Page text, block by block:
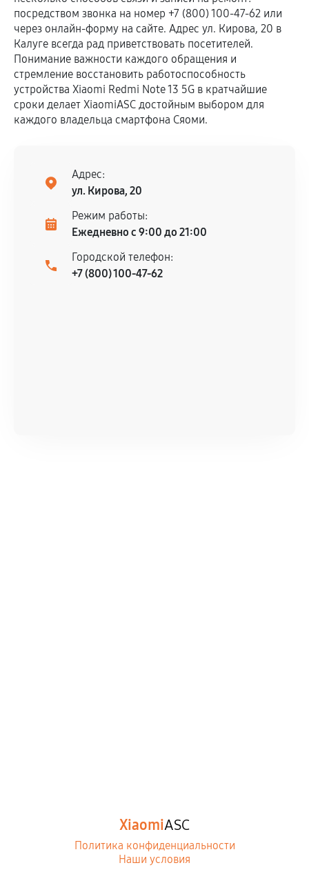
посредством звонка на номер +7 (800) 100-47-62 или
через онлайн-форму на сайте. Адрес ул. Кирова, 20 в
Калуге всегда рад приветствовать посетителей.
Понимание важности каждого обращения и
стремление восстановить работоспособность
устройства Xiaomi Redmi Note 13 5G в кратчайшие
сроки делает XiaomiASC достойным выбором для
каждого владельца смартфона Сяоми.
Адрес:
ул. Кирова, 20
Режим работы:
Ежедневно с 9:00 до 21:00
Городской телефон:
+7 (800) 100-47-62
XiaomiASC
Политика конфиденциальности
Наши условия